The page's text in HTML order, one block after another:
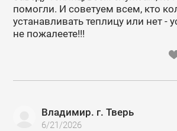
помогли. И советуем всем, кто
устанавливать теплицу или нет -
не пожалеете!!!
Владимир. г. Тверь
6/21/2026